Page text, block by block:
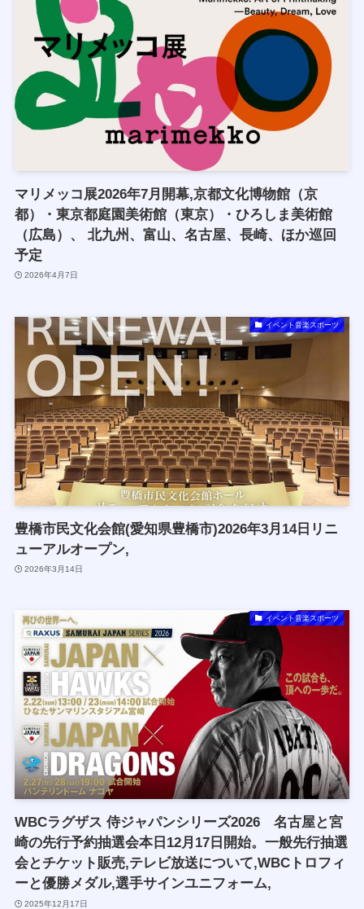
マリメッコ展2026年7月開幕,京都文化博物館（京
都）・東京都庭園美術館（東京）・ひろしま美術館
（広島）、 北九州、富山、名古屋、長崎、ほか巡回
予定
2026年4月7日
イベント音楽スポーツ
豊橋市民文化会館(愛知県豊橋市)2026年3月14日リニ
ューアルオープン,
2026年3月14日
イベント音楽スポーツ
WBCラグザス 侍ジャパンシリーズ2026 名古屋と宮
崎の先行予約抽選会本日12月17日開始。一般先行抽選
会とチケット販売,テレビ放送について,WBCトロフィ
ーと優勝メダル,選手サインユニフォーム,
2025年12月17日